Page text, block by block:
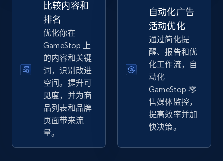
URL, Product id, Title, Seller name, Seller rating,
Seller reviews, Breadcrumbs, Root category, and
more.
2.5K+ 359+ 立即开始
eBay - Gather data on products using
比较内容和
排名
优化你在
GameStop 上
的内容和关键
词，识别改进
空间。提升可
见度，并为商
品列表和品牌
页面带来流
量。
自动化广告
活动优化
通过简化提
醒、报告和优
化工作流，自
动化
GameStop 零
售媒体监控，
提高效率并加
快决策。